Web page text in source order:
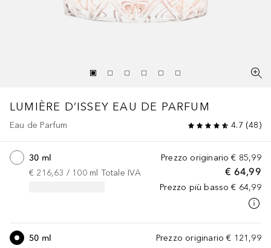
LUMIÈRE D’ISSEY EAU DE PARFUM
Eau de Parfum 4.7 (48)
Prezzo originario € 85,99
€ 64,99
Prezzo più basso € 64,99
30 ml
€ 216,63 / 100 ml Totale IVA
Prezzo originario € 121,99
50 ml